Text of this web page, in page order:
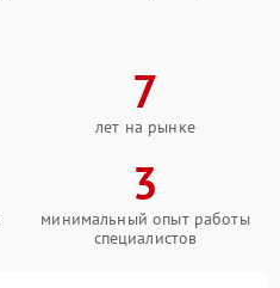
7
лет на рынке
3
минимальный опыт работы
специалистов